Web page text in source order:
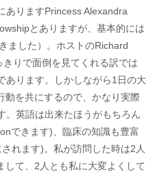
ありますPrincess Alexandra
とありますが、基本的には
ました）。ホストのRichard
りで面倒を見てくれる訳では
あります。しかしながら1日の大
動を共にするので、かなり実際
。英語は出来たほうがもちろん
できます)、臨床の知識も豊富
れます)。私が訪問した時は2人
て、2人とも私に大変よくして